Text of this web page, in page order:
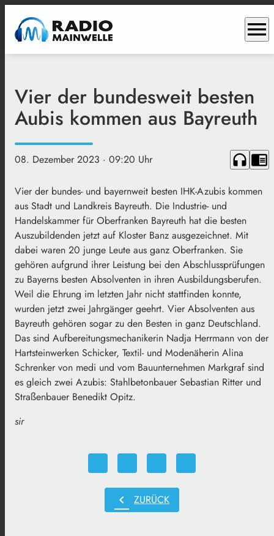
menu
Vier der bundesweit besten
Aubis kommen aus Bayreuth
08. Dezember 2023 · 09:20 Uhr headphones chrome_reader_mode
Vier der bundes- und bayernweit besten IHK-Azubis kommen
aus Stadt und Landkreis Bayreuth. Die Industrie- und
Handelskammer für Oberfranken Bayreuth hat die besten
Auszubildenden jetzt auf Kloster Banz ausgezeichnet. Mit
dabei waren 20 junge Leute aus ganz Oberfranken. Sie
gehören aufgrund ihrer Leistung bei den Abschlussprüfungen
zu Bayerns besten Absolventen in ihren Ausbildungsberufen.
Weil die Ehrung im letzten Jahr nicht stattfinden konnte,
wurden jetzt zwei Jahrgänger geehrt. Vier Absolventen aus
Bayreuth gehören sogar zu den Besten in ganz Deutschland.
Das sind Aufbereitungsmechanikerin Nadja Herrmann von der
Hartsteinwerken Schicker, Textil- und Modenäherin Alina
Schrenker von medi und vom Bauunternehmen Markgraf sind
es gleich zwei Azubis: Stahlbetonbauer Sebastian Ritter und
Straßenbauer Benedikt Opitz.
sir
chevron_left ZURÜCK